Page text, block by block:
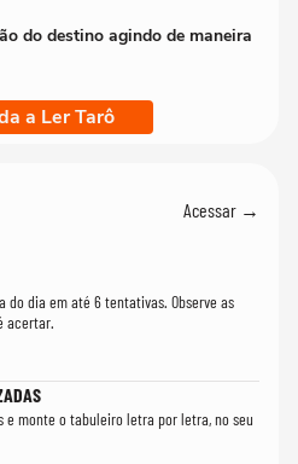
do destino agindo de maneira
a Ler Tarô
Acessar →
do dia em até 6 tentativas. Observe as
acertar.
e monte o tabuleiro letra por letra, no seu